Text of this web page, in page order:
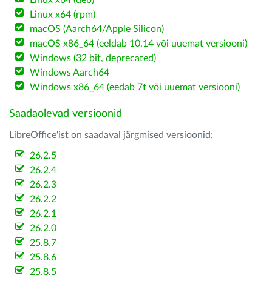
Linux x64 (rpm)
macOS (Aarch64/Apple Silicon)
macOS x86_64 (eeldab 10.14 või uuemat versiooni)
Windows (32 bit, deprecated)
Windows Aarch64
Windows x86_64 (eedab 7t või uuemat versiooni)
Saadaolevad versioonid
LibreOffice'ist on saadaval järgmised versioonid:
26.2.5
26.2.4
26.2.3
26.2.2
26.2.1
26.2.0
25.8.7
25.8.6
25.8.5